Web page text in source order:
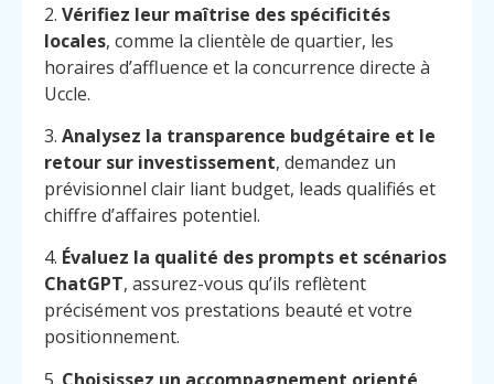
2. Vérifiez leur maîtrise des spécificités
locales, comme la clientèle de quartier, les
horaires d’affluence et la concurrence directe à
Uccle.
3. Analysez la transparence budgétaire et le
retour sur investissement, demandez un
prévisionnel clair liant budget, leads qualifiés et
chiffre d’affaires potentiel.
4. Évaluez la qualité des prompts et scénarios
ChatGPT, assurez-vous qu’ils reflètent
précisément vos prestations beauté et votre
positionnement.